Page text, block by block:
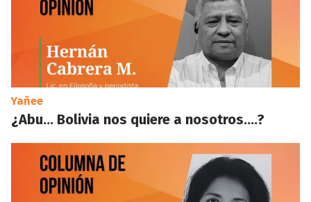
Yañee
¿Abu… Bolivia nos quiere a nosotros….?